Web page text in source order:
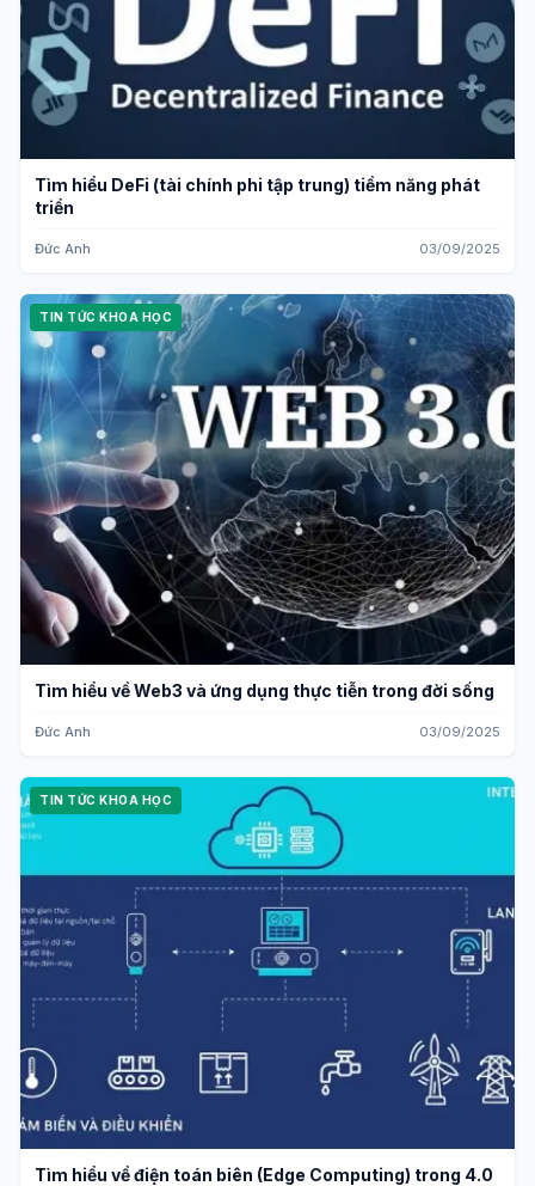
Tìm hiểu DeFi (tài chính phi tập trung) tiềm năng phát
triển
Đức Anh 03/09/2025
TIN TỨC KHOA HỌC
Tìm hiểu về Web3 và ứng dụng thực tiễn trong đời sống
Đức Anh 03/09/2025
TIN TỨC KHOA HỌC
Tìm hiểu về điện toán biên (Edge Computing) trong 4.0